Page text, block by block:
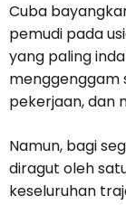
Cuba
pemudi pada
yang paling
menggenggam
pekerjaan, dan
Namun, bagi
diragut oleh
keseluruhan